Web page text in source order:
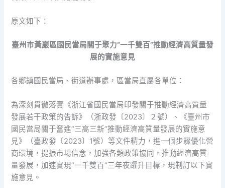
原文如下：
臺州市黃巖區國民當局關于聚力“一千雙百”推動經濟高質量發
展的實施意見
各鄉鎮國民當局、街道辦事處，區當局直屬各單位：
為深刻貫徹落實《浙江省國民當局印發關于推動經濟高質量
發展若干政策的告訴》（浙政發〔2023〕２號）、《臺州市
國民當局關于奮進“三高三新”推動經濟高質量發展的實施意
見》（臺政發〔2023〕1號）等文件精力，進一個步驟優化營
商環境，提振市場信念，加強各類政策協同，推動經濟高質
量發展，加速實現“一千雙百”三年夜躍升目標，現制訂以下實
施意見。